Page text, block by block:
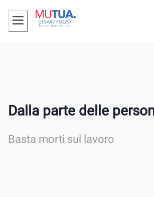
Dalla parte delle
Basta morti sul lavoro